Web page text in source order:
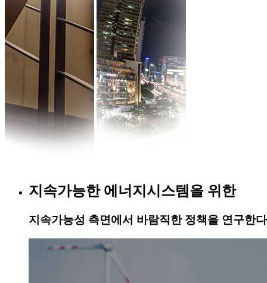
지속가능한 에너지시스템을 위한
지속가능성 측면에서 바람직한 정책을 연구한